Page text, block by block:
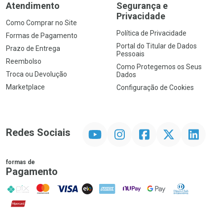
Atendimento
Como Comprar no Site
Formas de Pagamento
Prazo de Entrega
Reembolso
Troca ou Devolução
Marketplace
Segurança e
Privacidade
Política de Privacidade
Portal do Titular de Dados
Pessoais
Como Protegemos os Seus
Dados
Configuração de Cookies
Redes Sociais InstagramFacebookTwitter Linkedin
formas de
Pagamento
PIX MasterCard
VISA ELO AMEX NuPay Google PayDiners Club
Hipercard